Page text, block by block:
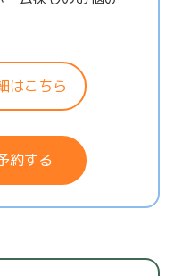
はこちら
約する